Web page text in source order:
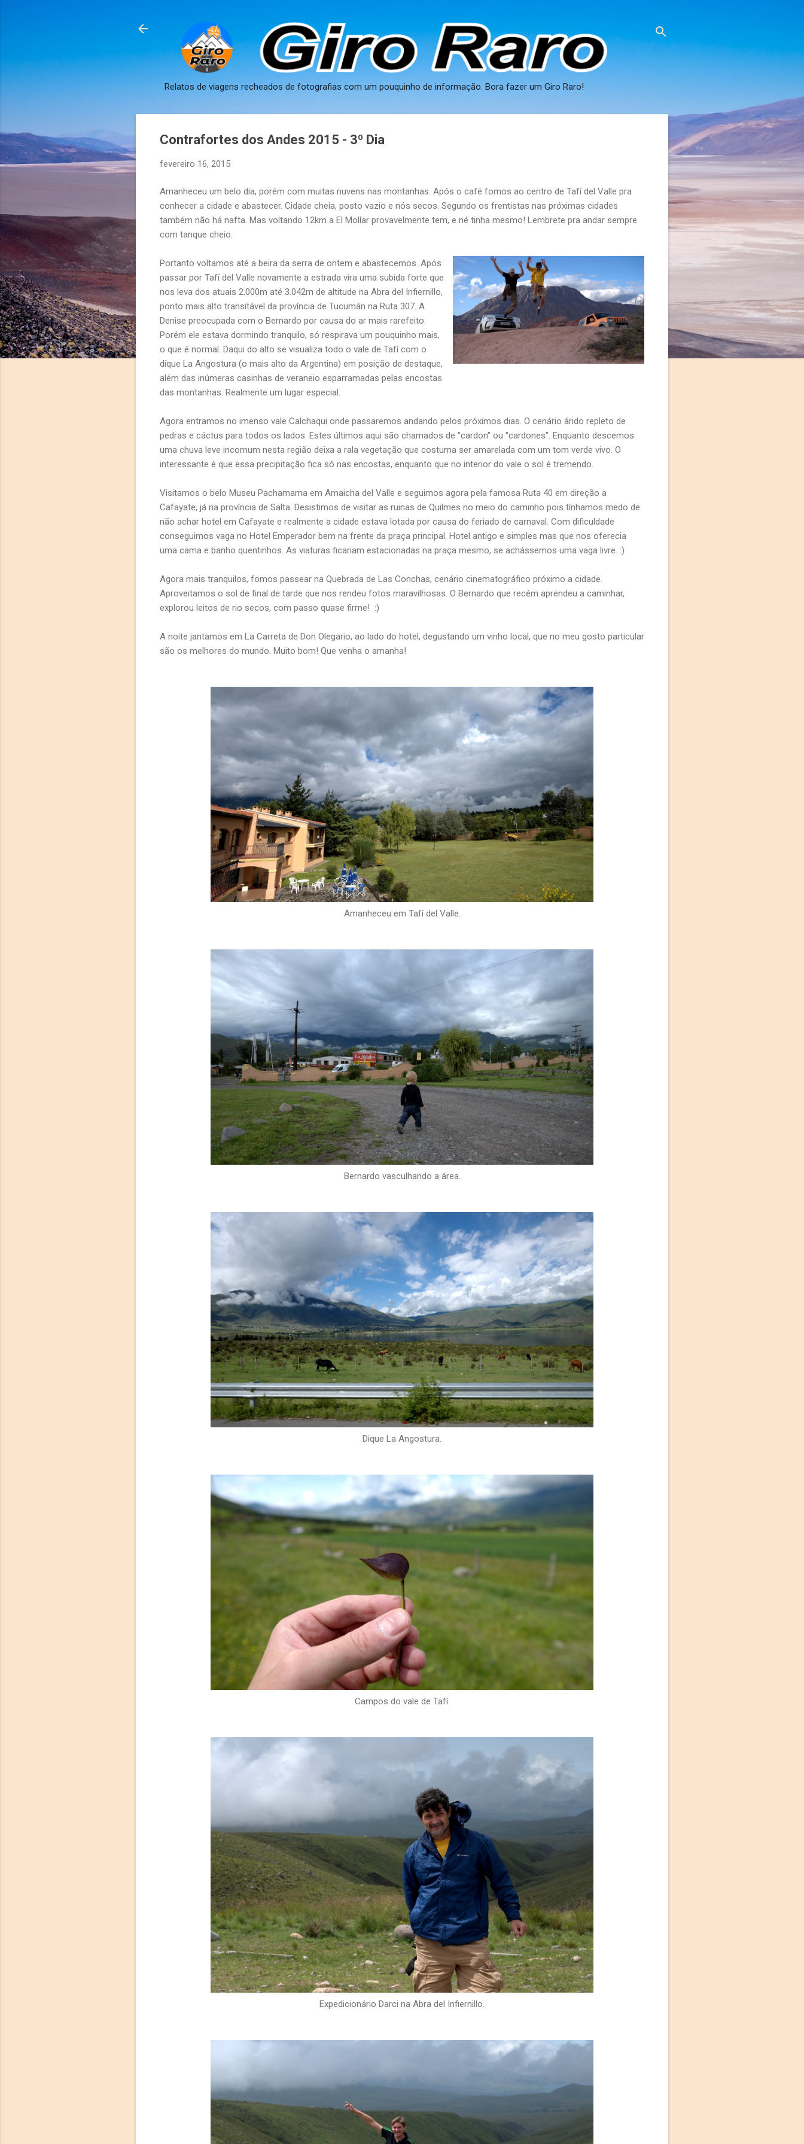
Relatos de viagens recheados de fotografias com um pouquinho de informação. Bora fazer um Giro Raro!
Contrafortes dos Andes 2015 - 3º Dia
fevereiro 16, 2015
Amanheceu um belo dia, porém com muitas nuvens nas montanhas. Após o café fomos ao centro de Tafí del Valle pra
conhecer a cidade e abastecer. Cidade cheia, posto vazio e nós secos. Segundo os frentistas nas próximas cidades
também não há nafta. Mas voltando 12km a El Mollar provavelmente tem, e né tinha mesmo! Lembrete pra andar sempre
com tanque cheio.
Portanto voltamos até a beira da serra de ontem e abastecemos. Após
passar por Tafí del Valle novamente a estrada vira uma subida forte que
nos leva dos atuais 2.000m até 3.042m de altitude na Abra del Infiernillo,
ponto mais alto transitável da província de Tucumán na Ruta 307. A
Denise preocupada com o Bernardo por causa do ar mais rarefeito.
Porém ele estava dormindo tranquilo, só respirava um pouquinho mais,
o que é normal. Daqui do alto se visualiza todo o vale de Tafí com o
dique La Angostura (o mais alto da Argentina) em posição de destaque,
além das inúmeras casinhas de veraneio esparramadas pelas encostas
das montanhas. Realmente um lugar especial.
Agora entramos no imenso vale Calchaqui onde passaremos andando pelos próximos dias. O cenário árido repleto de
pedras e cáctus para todos os lados. Estes últimos aqui são chamados de "cardon" ou "cardones". Enquanto descemos
uma chuva leve incomum nesta região deixa a rala vegetação que costuma ser amarelada com um tom verde vivo. O
interessante é que essa precipitação fica só nas encostas, enquanto que no interior do vale o sol é tremendo.
Visitamos o belo Museu Pachamama em Amaicha del Valle e seguimos agora pela famosa Ruta 40 em direção a
Cafayate, já na província de Salta. Desistimos de visitar as ruinas de Quilmes no meio do caminho pois tínhamos medo de
não achar hotel em Cafayate e realmente a cidade estava lotada por causa do feriado de carnaval. Com dificuldade
conseguimos vaga no Hotel Emperador bem na frente da praça principal. Hotel antigo e simples mas que nos oferecia
uma cama e banho quentinhos. As viaturas ficariam estacionadas na praça mesmo, se achássemos uma vaga livre. :)
Agora mais tranquilos, fomos passear na Quebrada de Las Conchas, cenário cinematográfico próximo a cidade.
Aproveitamos o sol de final de tarde que nos rendeu fotos maravilhosas. O Bernardo que recém aprendeu a caminhar,
explorou leitos de rio secos, com passo quase firme! :)
A noite jantamos em La Carreta de Don Olegario, ao lado do hotel, degustando um vinho local, que no meu gosto particular
são os melhores do mundo. Muito bom! Que venha o amanha!
Amanheceu em Tafí del Valle.
Bernardo vasculhando a área.
Dique La Angostura.
Campos do vale de Tafí.
Expedicionário Darci na Abra del Infiernillo.